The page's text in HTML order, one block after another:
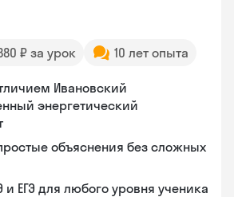
₽ за урок 10 лет опыта
Ивановский
энергетический
объяснения без сложных
и ЕГЭ для любого уровня ученика